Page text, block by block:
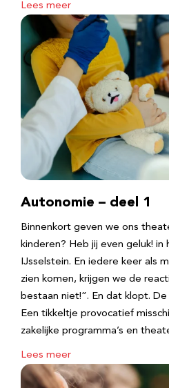
Lees meer
Autonomie – deel 1
Binnenkort geven we ons
kinderen? Heb jij even geluk!
IJsselstein. En iedere keer als
zien komen, krijgen we de
bestaan niet!”. En dat klopt.
Een tikkeltje provocatief
zakelijke programma’s en
Lees meer